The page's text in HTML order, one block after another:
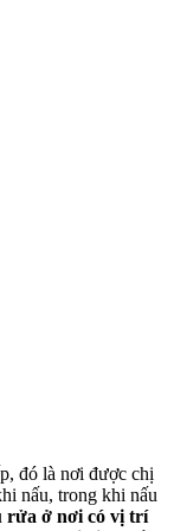
đó là nơi được chị
nấu, trong khi nấu
rửa ở nơi có vị trí